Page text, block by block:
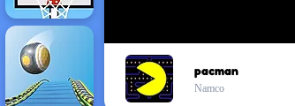
pacman
Namco